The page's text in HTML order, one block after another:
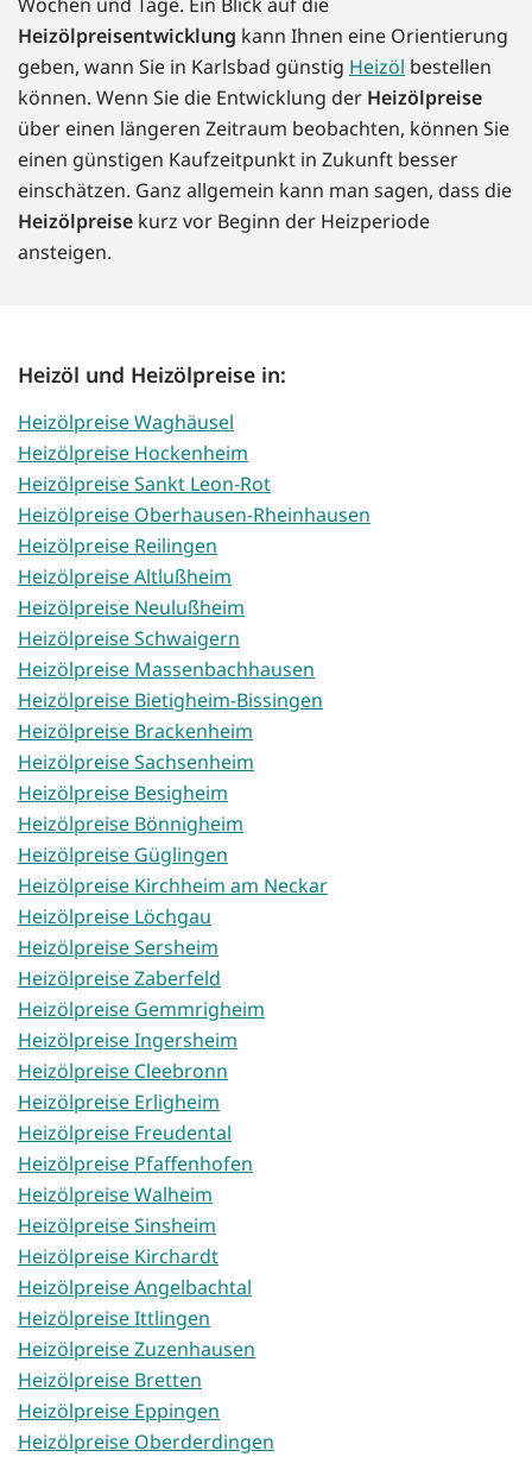
Heizölpreisentwicklung kann Ihnen eine Orientierung
geben, wann Sie in Karlsbad günstig Heizöl bestellen
können. Wenn Sie die Entwicklung der Heizölpreise
über einen längeren Zeitraum beobachten, können Sie
einen günstigen Kaufzeitpunkt in Zukunft besser
einschätzen. Ganz allgemein kann man sagen, dass die
Heizölpreise kurz vor Beginn der Heizperiode
ansteigen.
Heizöl und Heizölpreise in:
Heizölpreise Waghäusel
Heizölpreise Hockenheim
Heizölpreise Sankt Leon-Rot
Heizölpreise Oberhausen-Rheinhausen
Heizölpreise Reilingen
Heizölpreise Altlußheim
Heizölpreise Neulußheim
Heizölpreise Schwaigern
Heizölpreise Massenbachhausen
Heizölpreise Bietigheim-Bissingen
Heizölpreise Brackenheim
Heizölpreise Sachsenheim
Heizölpreise Besigheim
Heizölpreise Bönnigheim
Heizölpreise Güglingen
Heizölpreise Kirchheim am Neckar
Heizölpreise Löchgau
Heizölpreise Sersheim
Heizölpreise Zaberfeld
Heizölpreise Gemmrigheim
Heizölpreise Ingersheim
Heizölpreise Cleebronn
Heizölpreise Erligheim
Heizölpreise Freudental
Heizölpreise Pfaffenhofen
Heizölpreise Walheim
Heizölpreise Sinsheim
Heizölpreise Kirchardt
Heizölpreise Angelbachtal
Heizölpreise Ittlingen
Heizölpreise Zuzenhausen
Heizölpreise Bretten
Heizölpreise Eppingen
Heizölpreise Oberderdingen